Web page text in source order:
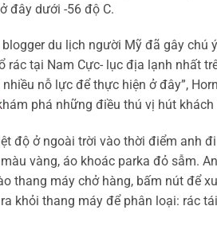
đây dưới -56 độ C.
du lịch người Mỹ đã gây chú
rác tại Nam Cực- lục địa lạnh nhất
nỗ lực để thực hiện ở đây”,
phá những điều thú vị hút khách
độ ở ngoài trời vào thời điểm anh
vàng, áo khoác parka đỏ sẫm.
thang máy chở hàng, bấm nút để
khỏi thang máy để phân loại: rác